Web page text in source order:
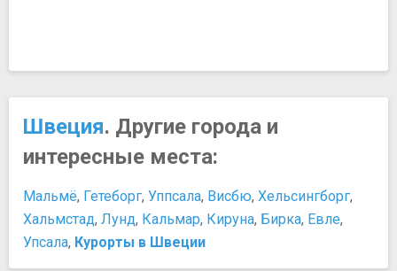
Швеция. Другие города и
интересные места:
Мальмё, Гетеборг, Уппсала, Висбю, Хельсингборг,
Хальмстад, Лунд, Кальмар, Кируна, Бирка, Евле,
Упсала, Курорты в Швеции